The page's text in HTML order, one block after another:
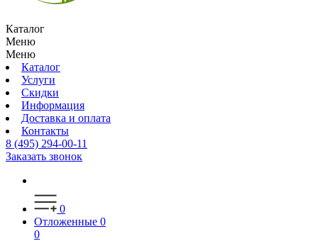
Каталог
Меню
Меню
Каталог
Услуги
Скидки
Информация
Доставка и оплата
Контакты
8 (495) 294-00-11
Заказать звонок
0
Отложенные 0
0